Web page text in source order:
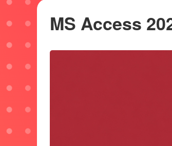
MS Access